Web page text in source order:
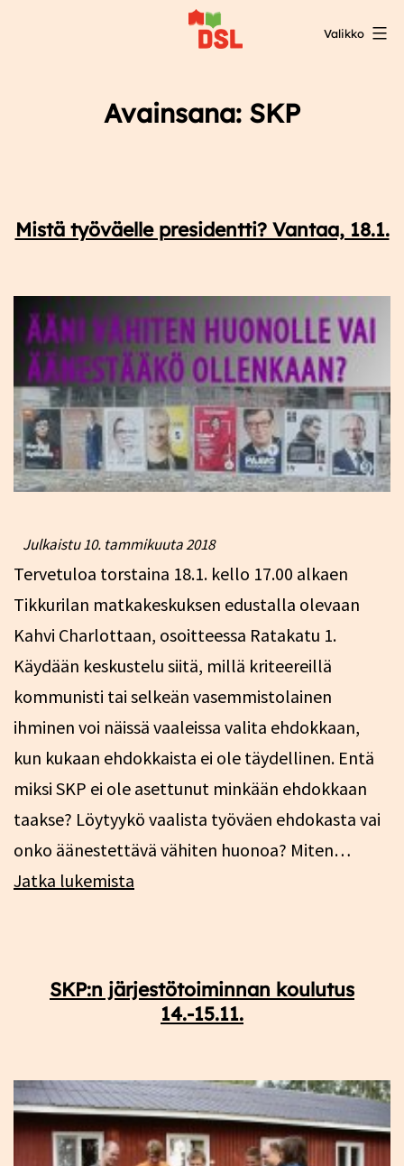
Valikko
Avainsana: SKP
Mistä työväelle presidentti? Vantaa, 18.1.
Julkaistu10. tammikuuta 2018
Tervetuloa torstaina 18.1. kello 17.00 alkaen
Tikkurilan matkakeskuksen edustalla olevaan
Kahvi Charlottaan, osoitteessa Ratakatu 1.
Käydään keskustelu siitä, millä kriteereillä
kommunisti tai selkeän vasemmistolainen
ihminen voi näissä vaaleissa valita ehdokkaan,
kun kukaan ehdokkaista ei ole täydellinen. Entä
miksi SKP ei ole asettunut minkään ehdokkaan
taakse? Löytyykö vaalista työväen ehdokasta vai
onko äänestettävä vähiten huonoa? Miten…
Jatka lukemista
18.1.
SKP:n järjestötoiminnan koulutus
14.-15.11.